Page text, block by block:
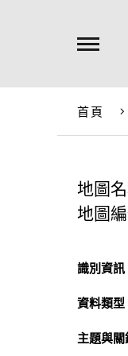
首頁
地圖
地圖
識別資訊
資料類型
主題與